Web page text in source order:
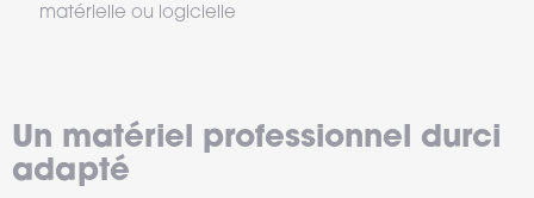
matérielle ou logicielle
Un matériel professionnel durci
adapté